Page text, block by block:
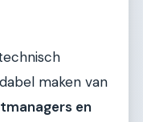
maken van
en